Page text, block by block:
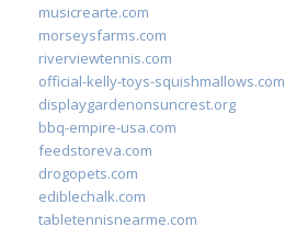
musicrearte.com
morseysfarms.com
riverviewtennis.com
official-kelly-toys-squishmallows.com
displaygardenonsuncrest.org
bbq-empire-usa.com
feedstoreva.com
drogopets.com
ediblechalk.com
tabletennisnearme.com